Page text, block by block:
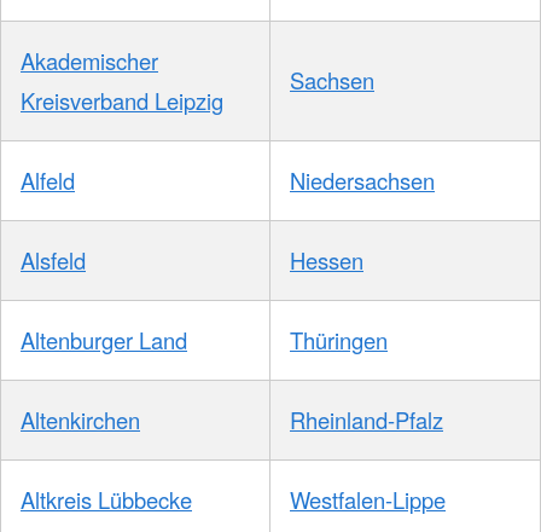
Akademischer
Kreisverband Leipzig
Sachsen
Alfeld Niedersachsen
Alsfeld Hessen
Altenburger Land Thüringen
Altenkirchen Rheinland-Pfalz
Altkreis Lübbecke Westfalen-Lippe